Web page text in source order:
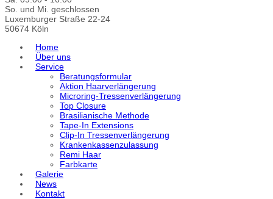
So. und Mi. geschlossen
Luxemburger Straße 22-24
50674 Köln
Home
Über uns
Service
Beratungsformular
Aktion Haarverlängerung
Microring-Tressenverlängerung
Top Closure
Brasilianische Methode
Tape-In Extensions
Clip-In Tressenverlängerung
Krankenkassenzulassung
Remi Haar
Farbkarte
Galerie
News
Kontakt